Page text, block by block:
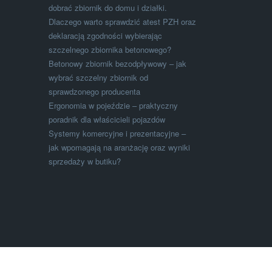
dobrać zbiornik do domu i działki.
Dlaczego warto sprawdzić atest PZH oraz
deklaracją zgodności wybierając
szczelnego zbiornika betonowego?
Betonowy zbiornik bezodpływowy – jak
wybrać szczelny zbiornik od
sprawdzonego producenta
Ergonomia w pojeździe – praktyczny
poradnik dla właścicieli pojazdów
Systemy komercyjne i prezentacyjne –
jak wpomagają na aranżację oraz wyniki
sprzedaży w butiku?